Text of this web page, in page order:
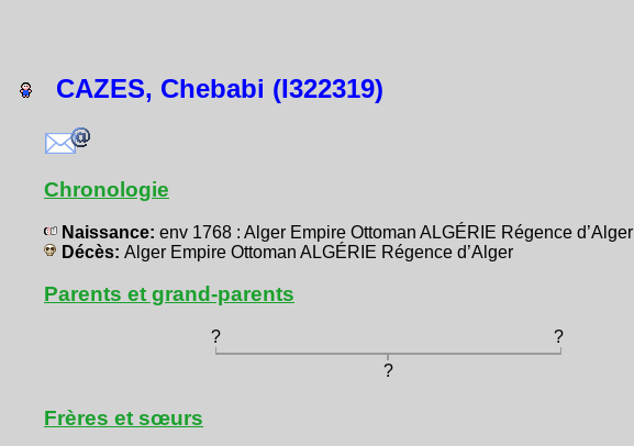
CAZES, Chebabi (I322319)
Chronologie
Naissance: env 1768 : Alger Empire Ottoman ALGÉRIE Régence d’Alger
Décès: Alger Empire Ottoman ALGÉRIE Régence d’Alger
Parents et grand-parents
? ?
?
Frères et sœurs